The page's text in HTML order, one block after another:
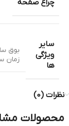
چراغ صفحه
سایر
ویژگی
ها
بوق
زمان
نظرات (0)
محصولات